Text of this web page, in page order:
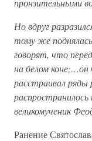
Но вдруг
тому же
говорят, что
на белом коне;…он
расстраивал
великомученик
Ранение